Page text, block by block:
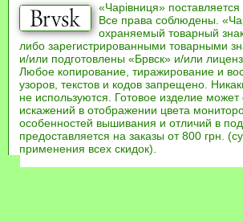
«Чарівниця»
Все права соблюдены.
охраняемый товарный
либо зарегистрированными товарными
и/или подготовлены «Брвск» и/или
Любое копирование, тиражирование и
узоров, текстов и кодов запрещено.
не используются. Готовое изделие
искажений в отображении цвета
особенностей вышивания и отличий в
предоставляется на заказы от 800 грн.
применения всех скидок).